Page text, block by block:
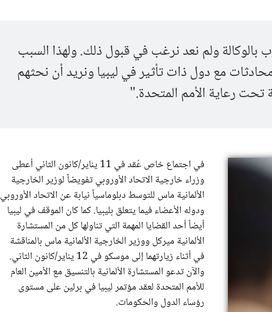
بالوكالة ولم نعد نرغب في قبول ذلك. ولهذا السبب
مع دول ذات تأثير في ليبيا ونريد أن نحثهم
رعاية الأمم المتحدة."
في اجتماع خاص عُقد في 11 يناير/كانون الثاني أعطى
وزراء خارجية الاتحاد الأوروبي تفويضاً لوزير الخارجية
الألمانية ماس للتوسط دبلوماسياً نيابة عن الاتحاد الأوروبي
ودوله الأعضاء فيما يتعلق بليبيا. كما كان الموقف في ليبيا
أيضاً أحد القضايا المهمة التي تناولها كل من المستشارة
الألمانية ميركل ووزير الخارجية الألمانية ماس بالمناقشة
في أثناء زيارتهما إلى موسكو في 12 يناير/كانون الثاني.
والآن تدعو المستشارة الألمانية بالتنسيق مع الأمين العام
للأمم المتحدة لعقد مؤتمر ليبيا في برلين على مستوى
رؤساء الدول والحكومات.